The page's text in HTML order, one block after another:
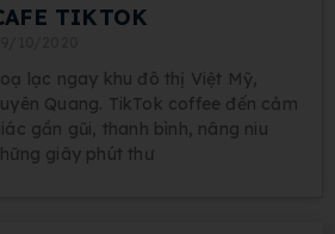
TIKTOK
lạc ngay khu đô thị Việt Mỹ,
Quang. TikTok coffee đến cảm
gần gũi, thanh bình, nâng niu
giây phút thư